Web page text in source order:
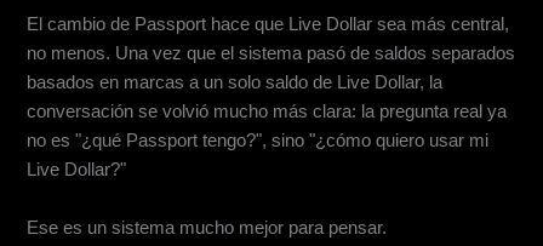
El cambio de Passport hace que Live Dollar sea más central,
no menos. Una vez que el sistema pasó de saldos separados
basados en marcas a un solo saldo de Live Dollar, la
conversación se volvió mucho más clara: la pregunta real ya
no es "¿qué Passport tengo?", sino "¿cómo quiero usar mi
Live Dollar?"
Ese es un sistema mucho mejor para pensar.